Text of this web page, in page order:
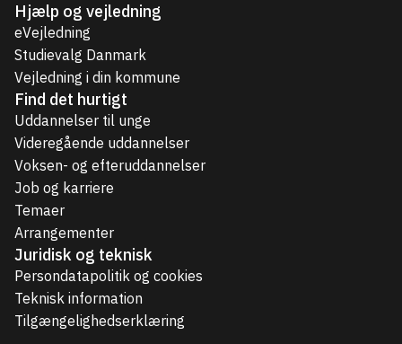
Hjælp og vejledning
eVejledning
Studievalg Danmark
Vejledning i din kommune
Find det hurtigt
Uddannelser til unge
Videregående uddannelser
Voksen- og efteruddannelser
Job og karriere
Temaer
Arrangementer
Juridisk og teknisk
Persondatapolitik og cookies
Teknisk information
Tilgængelighedserklæring